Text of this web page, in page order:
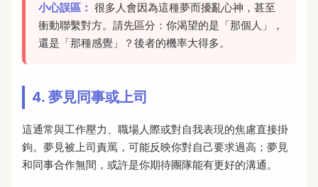
小心誤區： 很多人會因為這種夢而擾亂心神，甚至
衝動聯繫對方。請先區分：你渴望的是「那個人」，
還是「那種感覺」？後者的機率大得多。
4. 夢見同事或上司
這通常與工作壓力、職場人際或對自我表現的焦慮直接掛
鉤。夢見被上司責罵，可能反映你對自己要求過高；夢見
和同事合作無間，或許是你期待團隊能有更好的溝通。